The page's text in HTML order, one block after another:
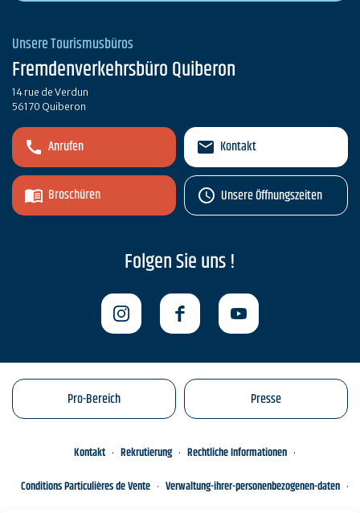
Unsere Tourismusbüros
Fremdenverkehrsbüro Quiberon
14 rue de Verdun
56170 Quiberon
Anrufen
Broschüren
Kontakt
Unsere Öffnungszeiten
Folgen Sie uns !
Pro-Bereich Presse
Kontakt Rekrutierung
Rechtliche Informationen
Conditions Particulières de Vente
Verwaltung-ihrer-personenbezogenen-daten